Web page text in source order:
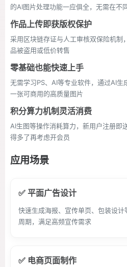
的AI图片处理功能一应俱全，无需在不
作品上传即获版权保护
采用区块链存证与人工审核双保险机制
品被盗用或低价转售
零基础也能快速上手
无需学习PS、AI等专业软件，通过AI
一张可商用的高质量图片
积分算力机制灵活消费
AI生图等操作消耗算力，新用户注册即
得多了再考虑开会员
应用场景
✅ 平面广告设计
快速生成海报、宣传单页、包装设
周期，满足高频宣传需求
✅ 电商页面制作